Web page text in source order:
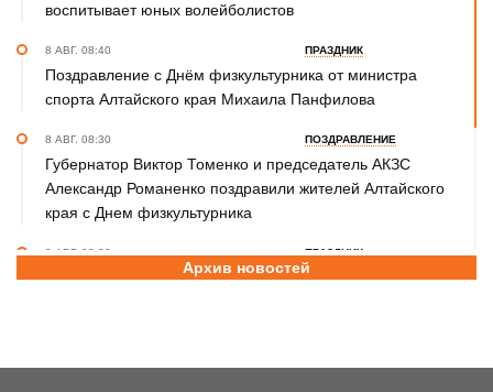
воспитывает юных волейболистов
8 АВГ. 08:40 ПРАЗДНИК
Поздравление с Днём физкультурника от министра
спорта Алтайского края Михаила Панфилова
8 АВГ. 08:30 ПОЗДРАВЛЕНИЕ
Губернатор Виктор Томенко и председатель АКЗС
Александр Романенко поздравили жителей Алтайского
края с Днем физкультурника
8 АВГ. 08:20 ПРАЗДНИК
Поздравление с Днем физкультурника от министра
Базовый элемент. Александру Городову - 70 лет
Архив новостей